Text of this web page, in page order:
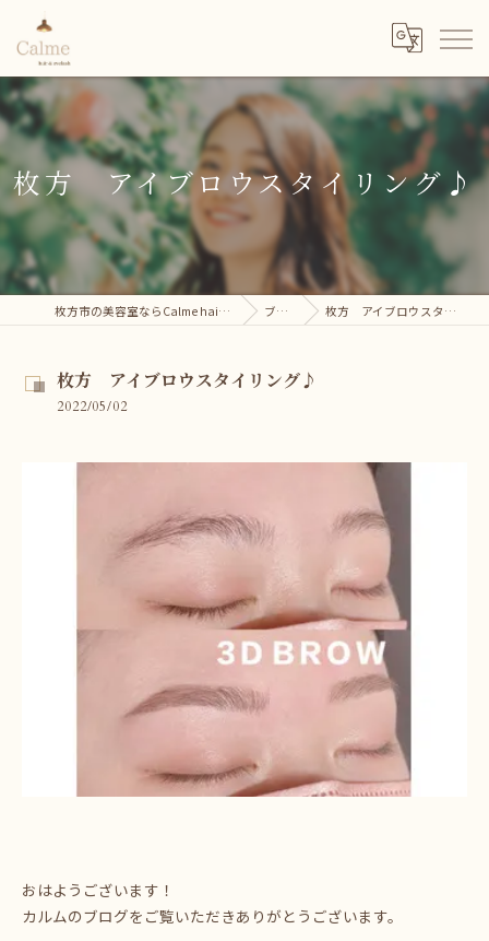
枚方 アイブロウスタイリング♪
枚方市の美容室ならCalme hair＆eyelash ブログ 枚方 アイブロウスタイリング♪
枚方 アイブロウスタイリング♪
2022/05/02
おはようございます！
カルムのブログをご覧いただきありがとうございます。